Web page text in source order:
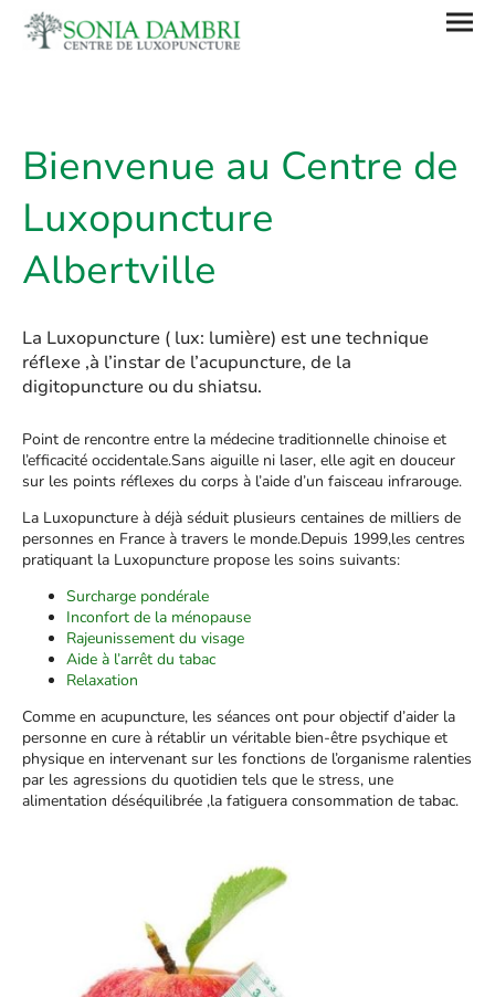
Bienvenue au Centre de
Luxopuncture
Albertville
La Luxopuncture ( lux: lumière) est une technique
réflexe ,à l’instar de l’acupuncture, de la
digitopuncture ou du shiatsu.
Point de rencontre entre la médecine traditionnelle chinoise et
l’efficacité occidentale.Sans aiguille ni laser, elle agit en douceur
sur les points réflexes du corps à l’aide d’un faisceau infrarouge.
La Luxopuncture à déjà séduit plusieurs centaines de milliers de
personnes en France à travers le monde.Depuis 1999,les centres
pratiquant la Luxopuncture propose les soins suivants:
Surcharge pondérale
Inconfort de la ménopause
Rajeunissement du visage
Aide à l’arrêt du tabac
Relaxation
Comme en acupuncture, les séances ont pour objectif d’aider la
personne en cure à rétablir un véritable bien-être psychique et
physique en intervenant sur les fonctions de l’organisme ralenties
par les agressions du quotidien tels que le stress, une
alimentation déséquilibrée ,la fatiguera consommation de tabac.